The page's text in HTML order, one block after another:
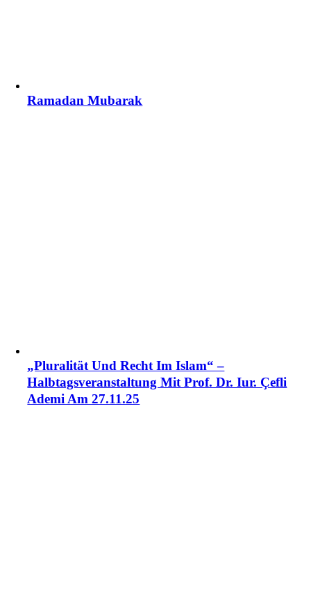
Ramadan Mubarak
„Pluralität Und Recht Im Islam“ –
Halbtagsveranstaltung Mit Prof. Dr. Iur. Ҫefli
Ademi Am 27.11.25